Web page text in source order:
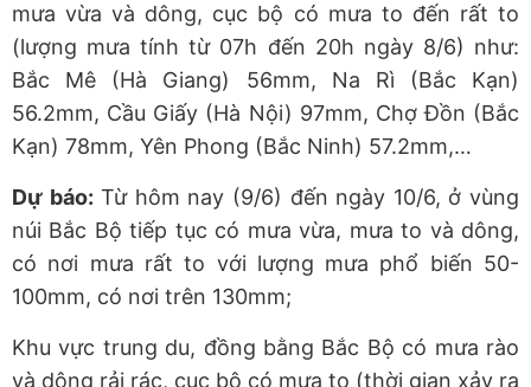
mưa vừa và dông, cục bộ có mưa to đến rất to
(lượng mưa tính từ 07h đến 20h ngày 8/6) như:
Bắc Mê (Hà Giang) 56mm, Na Rì (Bắc Kạn)
56.2mm, Cầu Giấy (Hà Nội) 97mm, Chợ Đồn (Bắc
Kạn) 78mm, Yên Phong (Bắc Ninh) 57.2mm,…
Dự báo: Từ hôm nay (9/6) đến ngày 10/6, ở vùng
núi Bắc Bộ tiếp tục có mưa vừa, mưa to và dông,
có nơi mưa rất to với lượng mưa phổ biến 50-
100mm, có nơi trên 130mm;
Khu vực trung du, đồng bằng Bắc Bộ có mưa rào
và dông rải rác, cục bộ có mưa to (thời gian xảy ra